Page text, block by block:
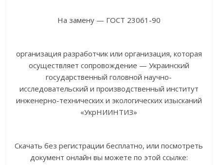
На замену — ГОСТ 23061-90
организация разработчик или организация, которая
осуществляет сопровождение — Украинский
государственный головной научно-
исследовательский и производственный институт
инженерно-технических и экологических изысканий
«УкрНИИНТИЗ»
Скачать без регистрации бесплатно, или посмотреть
документ онлайн вы можете по этой ссылке: